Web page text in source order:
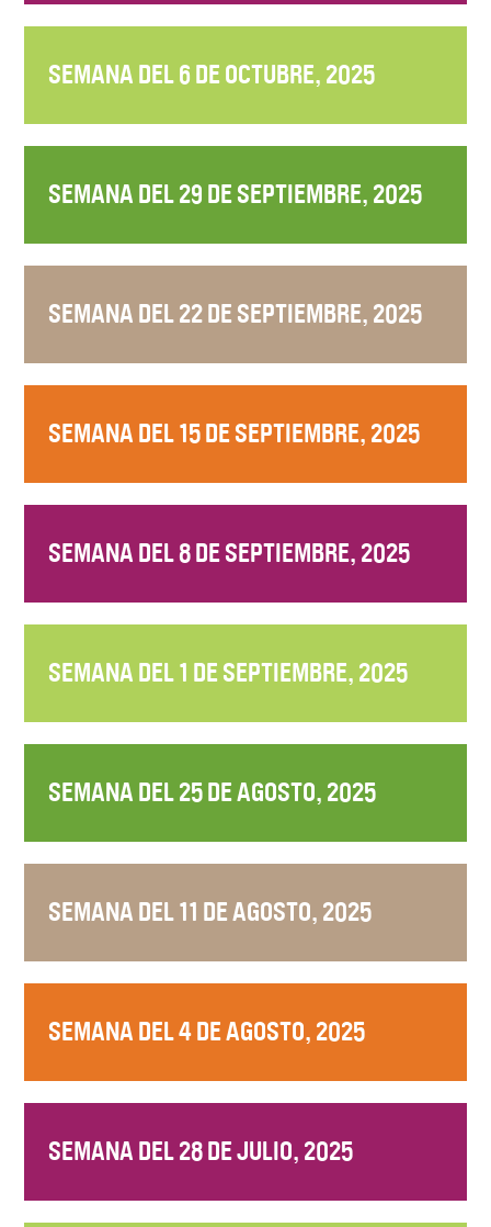
SEMANA DEL 6 DE OCTUBRE, 2025
SEMANA DEL 29 DE SEPTIEMBRE, 2025
SEMANA DEL 22 DE SEPTIEMBRE, 2025
SEMANA DEL 15 DE SEPTIEMBRE, 2025
SEMANA DEL 8 DE SEPTIEMBRE, 2025
SEMANA DEL 1 DE SEPTIEMBRE, 2025
SEMANA DEL 25 DE AGOSTO, 2025
SEMANA DEL 11 DE AGOSTO, 2025
SEMANA DEL 4 DE AGOSTO, 2025
SEMANA DEL 28 DE JULIO, 2025